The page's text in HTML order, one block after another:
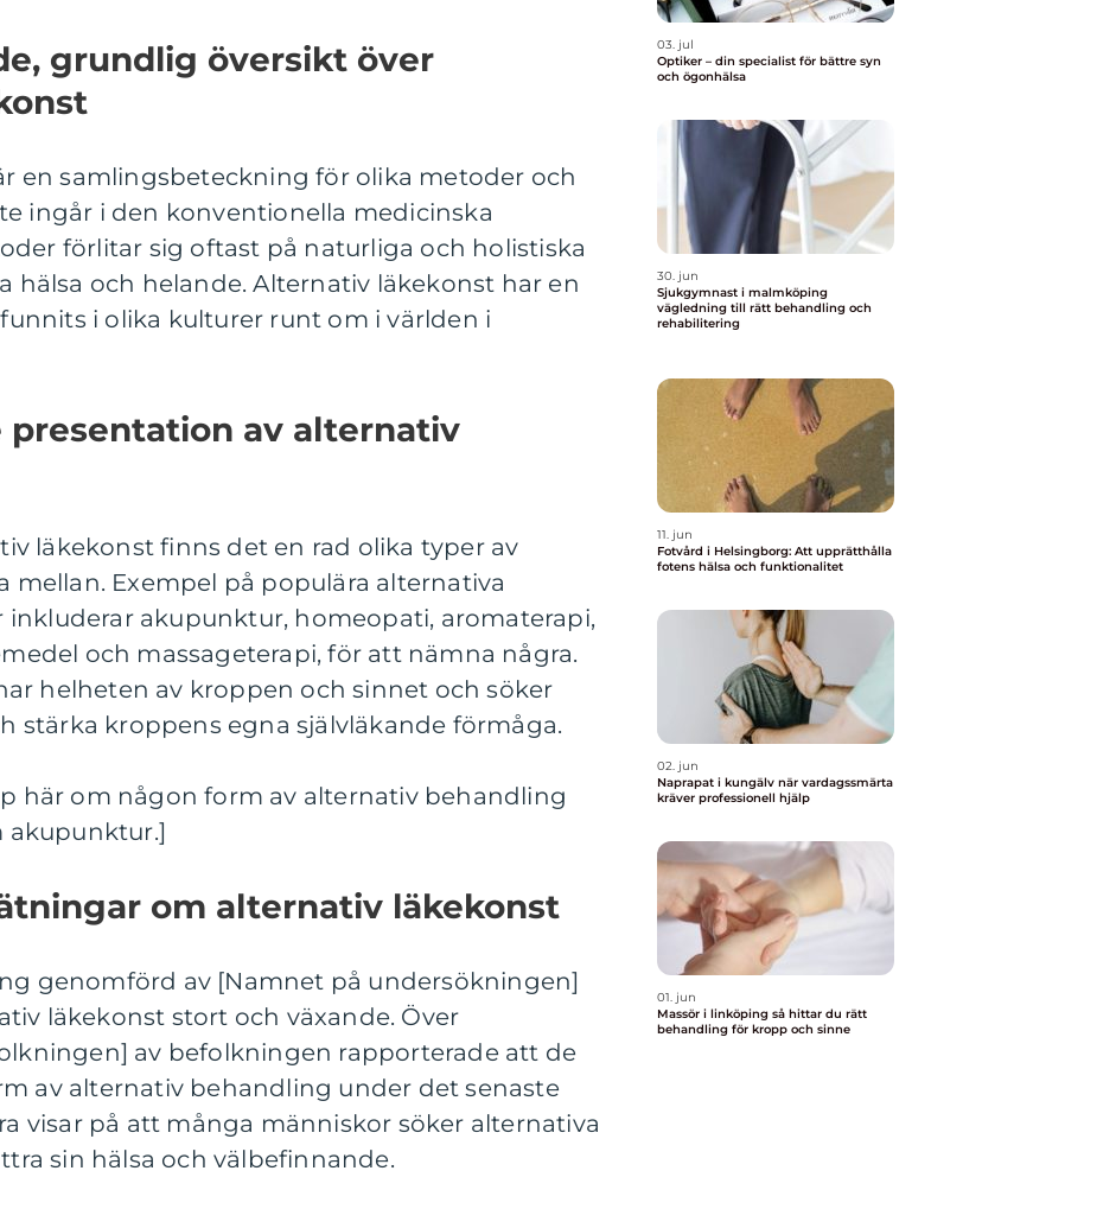
grundlig översikt över
en samlingsbeteckning för olika metoder och
ingår i den konventionella medicinska
förlitar sig oftast på naturliga och holistiska
hälsa och helande. Alternativ läkekonst har en
i olika kulturer runt om i världen i
presentation av alternativ
läkekonst finns det en rad olika typer av
mellan. Exempel på populära alternativa
akupunktur, homeopati, aromaterapi,
och massageterapi, för att nämna några.
helheten av kroppen och sinnet och söker
stärka kroppens egna självläkande förmåga.
här om någon form av alternativ behandling
akupunktur.]
om alternativ läkekonst
genomförd av [Namnet på undersökningen]
läkekonst stort och växande. Över
av befolkningen rapporterade att de
av alternativ behandling under det senaste
visar på att många människor söker alternativa
sin hälsa och välbefinnande.
03. jul
Optiker – din specialist för bättre syn
och ögonhälsa
30. jun
Sjukgymnast i malmköping
vägledning till rätt behandling och
rehabilitering
11. jun
Fotvård i Helsingborg: Att upprätthålla
fotens hälsa och funktionalitet
02. jun
Naprapat i kungälv när vardagssmärta
kräver professionell hjälp
01. jun
Massör i linköping så hittar du rätt
behandling för kropp och sinne